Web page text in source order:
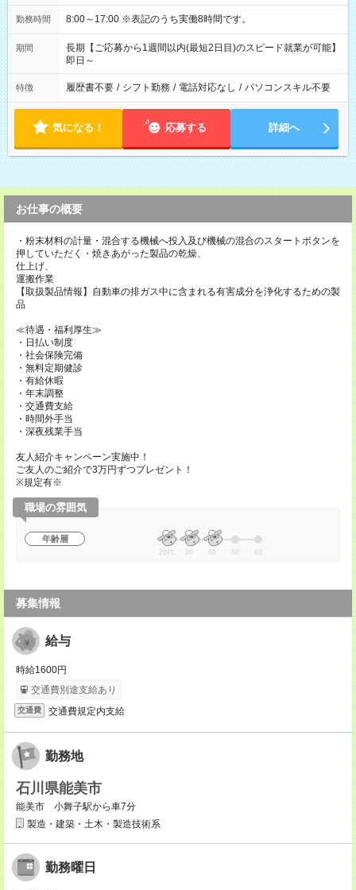
勤務時間 8:00～17:00 ※表記のうち実働8時間です。
期間
長期【ご応募から1週間以内(最短2日目)のスピード就業が可能】
即日～
特徴 履歴書不要 / シフト勤務 / 電話対応なし / パソコンスキル不要
気になる！ 応募する 詳細へ
お仕事の概要
・粉末材料の計量・混合する機械へ投入及び機械の混合のスタートボタンを
押していただく・焼きあがった製品の乾燥、
仕上げ、
運搬作業
【取扱製品情報】自動車の排ガス中に含まれる有害成分を浄化するための製
品
≪待遇・福利厚生≫
・日払い制度
・社会保険完備
・無料定期健診
・有給休暇
・年末調整
・交通費支給
・時間外手当
・深夜残業手当
友人紹介キャンペーン実施中！
ご友人のご紹介で3万円ずつプレゼント！
※規定有※
職場の雰囲気
年齢層
20代 30 40 50 60
募集情報
給与
時給1600円
交通費別途支給あり
交通費 交通費規定内支給
勤務地
石川県能美市
能美市 小舞子駅から車7分
製造・建築・土木・製造技術系
勤務曜日